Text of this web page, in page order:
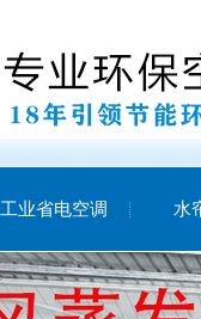
工业省电空调 水